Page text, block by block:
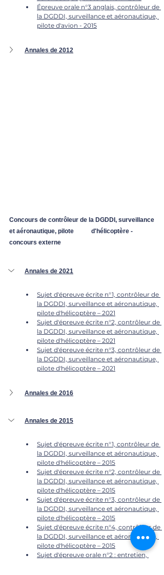
Épreuve orale n°3 anglais, contrôleur de
la DGDDI, surveillance et aéronautique,
pilote d'avion - 2015
Annales de 2012
Concours de contrôleur de la DGDDI, surveillance
et aéronautique, pilote 	d'hélicoptère -
concours externe
Annales de 2021
Sujet d'épreuve écrite n°1, contrôleur de
la DGDDI, surveillance et aéronautique,
pilote d'hélicoptère – 2021
Sujet d'épreuve écrite n°2, contrôleur de
la DGDDI, surveillance et aéronautique,
pilote d'hélicoptère – 2021
Sujet d'épreuve écrite n°3, contrôleur de
la DGDDI, surveillance et aéronautique,
pilote d'hélicoptère – 2021
Annales de 2016
Sujet d'épreuve écrite n°1, contrôleur de
la DGDDI, surveillance et aéronautique,
pilote d'hélicoptère – 2015
Sujet d'épreuve écrite n°2, contrôleur de
la DGDDI, surveillance et aéronautique,
pilote d'hélicoptère – 2015
Sujet d'épreuve écrite n°3, contrôleur de
la DGDDI, surveillance et aéronautique,
pilote d'hélicoptère – 2015
Sujet d'épreuve écrite n°4, contrôleur de
la DGDDI, surveillance et aéronautique,
pilote d'hélicoptère – 2015
Sujet d'épreuve orale n°2 : entretien,